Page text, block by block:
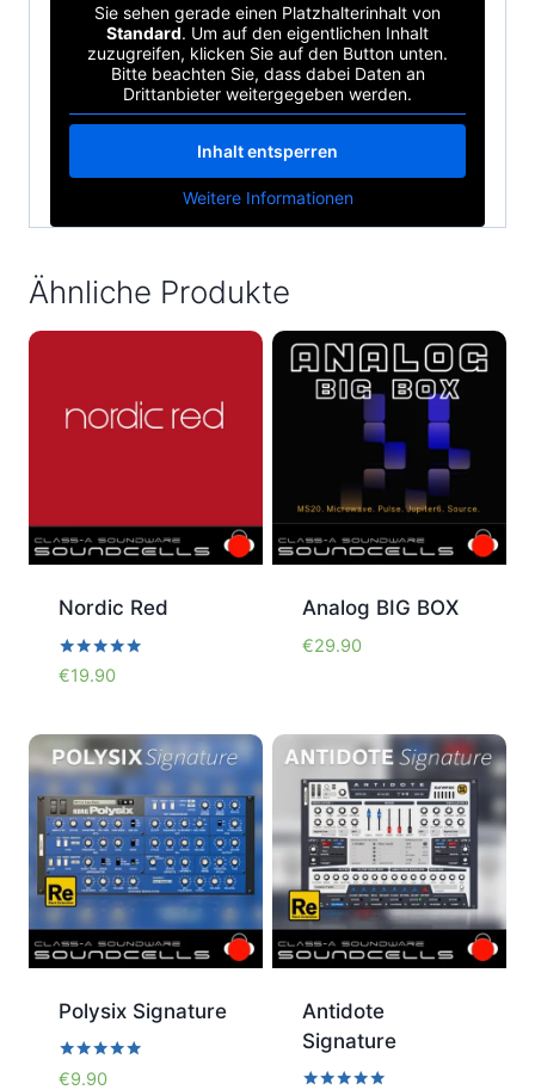
Sie sehen gerade einen Platzhalterinhalt von
Standard. Um auf den eigentlichen Inhalt
zuzugreifen, klicken Sie auf den Button unten.
Bitte beachten Sie, dass dabei Daten an
Drittanbieter weitergegeben werden.
Inhalt entsperren
Weitere Informationen
Ähnliche Produkte
Nordic Red
Bewertet
mit
€19.90
Analog BIG BOX
€29.90
Polysix Signature
Bewertet
€9.90
Antidote
Signature